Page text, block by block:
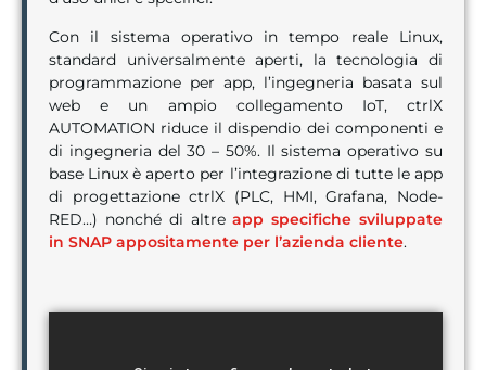
Con il sistema operativo in tempo reale Linux,
standard universalmente aperti, la tecnologia di
programmazione per app, l’ingegneria basata sul
web e un ampio collegamento IoT, ctrlX
AUTOMATION riduce il dispendio dei componenti e
di ingegneria del 30 – 50%. Il sistema operativo su
base Linux è aperto per l’integrazione di tutte le app
di progettazione ctrlX (PLC, HMI, Grafana, Node-
RED…) nonché di altreapp specifiche sviluppate
in SNAP appositamente per l’azienda cliente.